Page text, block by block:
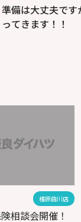
準備は大丈夫で
ってきます！！
橿原曲川店
相談会開催！